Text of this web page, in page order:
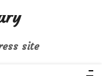
site